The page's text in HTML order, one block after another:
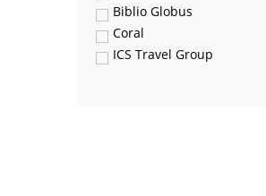
Biblio Globus
Coral
ICS Travel Group